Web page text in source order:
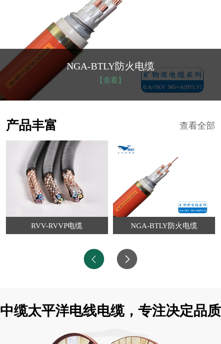
NGA-BTLY防火电缆
【查看】
查看全部
产品丰富
RVV-RVVP电缆 NGA-BTLY防火电缆
中缆太平洋电线电缆，专注决定品质